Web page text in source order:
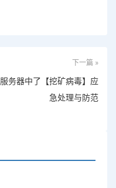
下一篇 »
服务器中了【挖矿病毒】应
急处理与防范